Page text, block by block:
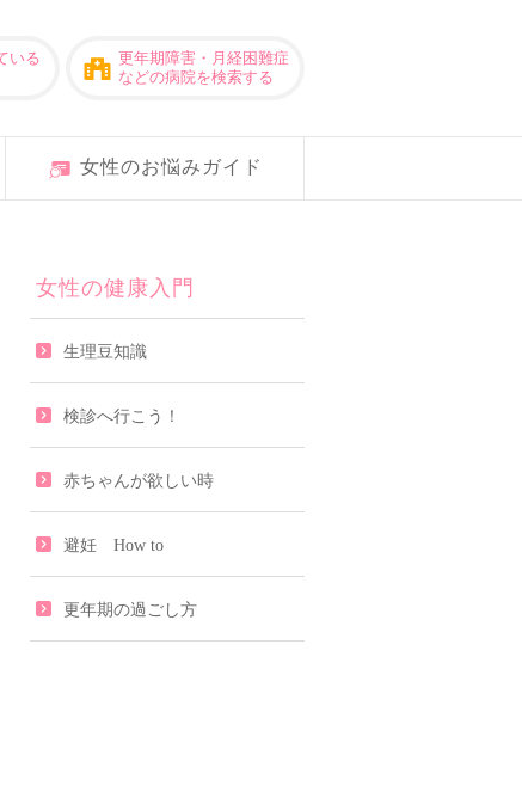
いる
更年期障害・月経困難症
などの病院を検索する
女性のお悩みガイド
女性の健康入門
生理豆知識
検診へ行こう！
赤ちゃんが欲しい時
避妊 How to
更年期の過ごし方